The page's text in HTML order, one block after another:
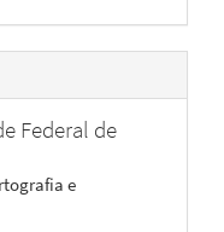
Federal de
e